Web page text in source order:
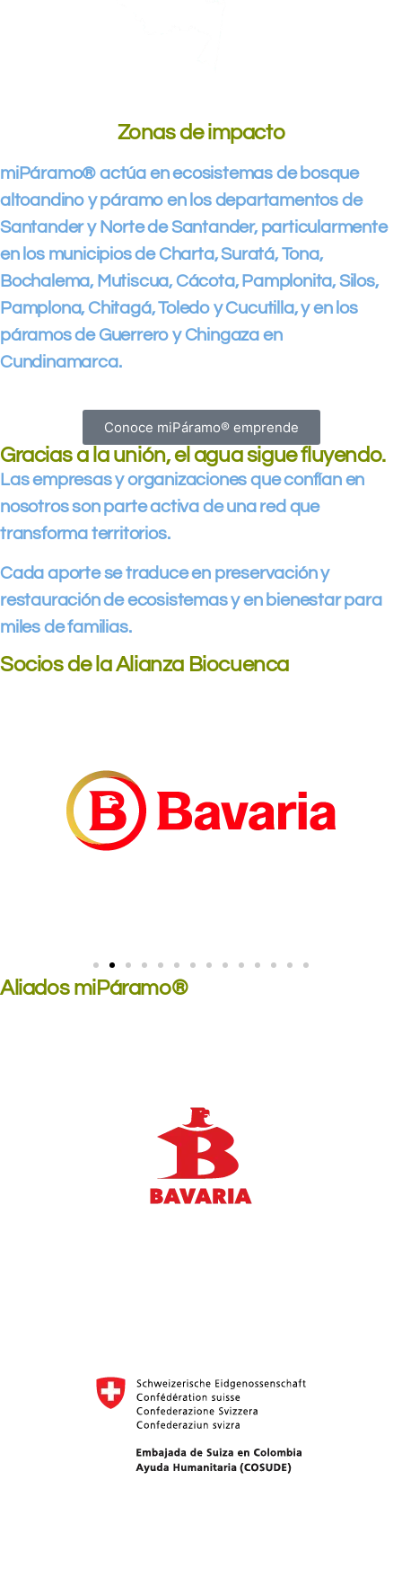
Zonas de impacto
miPáramo® actúa en ecosistemas de bosque
altoandino y páramo en los departamentos de
Santander y Norte de Santander, particularmente
en los municipios de Charta, Suratá, Tona,
Bochalema, Mutiscua, Cácota, Pamplonita, Silos,
Pamplona, Chitagá, Toledo y Cucutilla, y en los
páramos de Guerrero y Chingaza en
Cundinamarca.
Conoce miPáramo® emprende
Gracias a la unión,el agua sigue fluyendo.
Las empresas y organizaciones que confían en
nosotros son parte activa de una red que
transforma territorios.
Cada aporte se traduce en preservación y
restauración de ecosistemas y en bienestar para
miles de familias.
Socios de la Alianza Biocuenca
Aliados miPáramo®